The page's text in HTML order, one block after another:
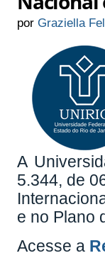
porGraziella
A
5.344, de
e no Plano
Acesse a